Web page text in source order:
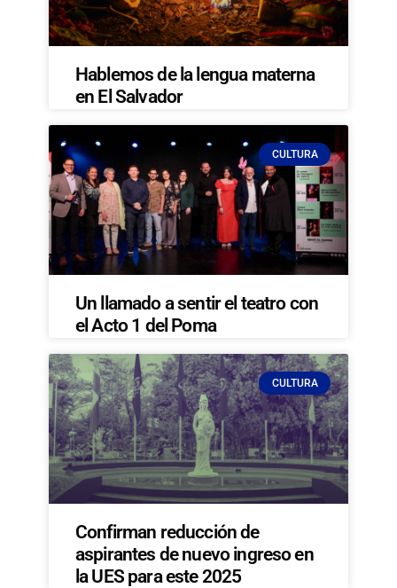
Hablemos de la lengua materna
en El Salvador
CULTURA
Un llamado a sentir el teatro con
el Acto 1 del Poma
CULTURA
Confirman reducción de
aspirantes de nuevo ingreso en
la UES para este 2025